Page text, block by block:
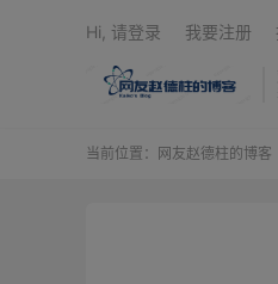
Hi, 请登录 我要注册
当前位置： 网友赵德柱的博客